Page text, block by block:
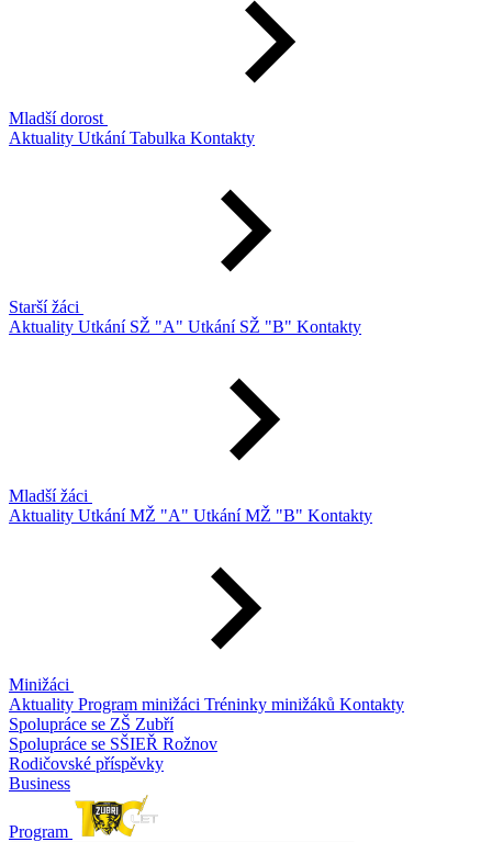
Mladší dorost
Aktuality UtkáníTabulka Kontakty
Starší žáci
Aktuality Utkání SŽ "A" Utkání SŽ "B" Kontakty
Mladší žáci
Aktuality Utkání MŽ "A" Utkání MŽ "B" Kontakty
Minižáci
Aktuality Program minižáci Tréninky minižáků Kontakty
Spolupráce se ZŠ Zubří
Spolupráce se SŠIEŘ Rožnov
Rodičovské příspěvky
Business
Program